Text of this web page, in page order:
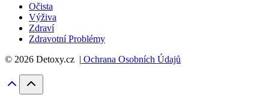
Očista
Výživa
Zdraví
Zdravotní Problémy
© 2026 Detoxy.cz | Ochrana Osobních Údajů